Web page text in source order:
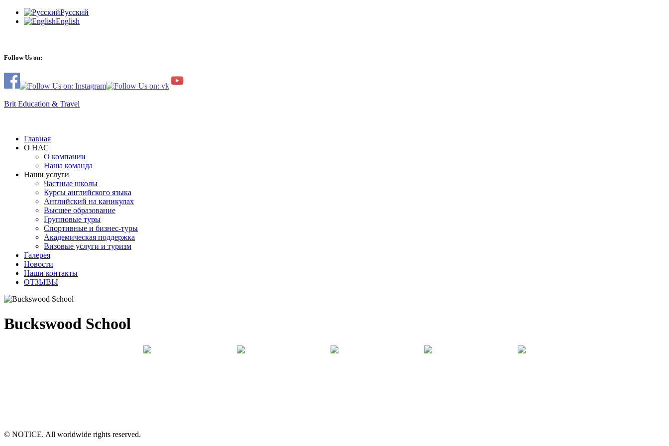
Русский
English
Follow Us on:
Brit Education & Travel
Главная
О НАС
О компании
Наша команда
Наши услуги
Частные школы
Курсы английского языка
Английский на каникулах
Высшее образование
Групповые туры
Спортивные и бизнес-туры
Академическая поддержка
Визовые услуги и туризм
Галерея
Новости
Наши контакты
ОТЗЫВЫ
Buckswood School
© NOTICE. All worldwide rights reserved.